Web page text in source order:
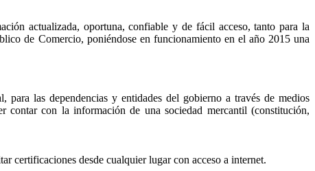
actualizada, oportuna, confiable y de fácil acceso, tanto para la
de Comercio, poniéndose en funcionamiento en el año 2015 una
las dependencias y entidades del gobierno a través de medios
contar con la información de una sociedad mercantil (constitución,
certificaciones desde cualquier lugar con acceso a internet.